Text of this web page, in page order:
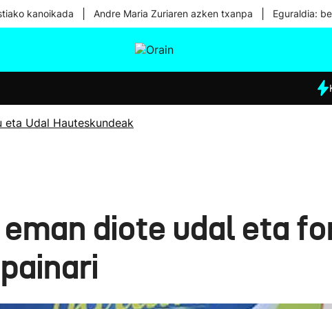
kanoikada Andre Maria Zuriaren azken txanpa Eguraldia:
Eguraldia
eta Udal Hauteskundeak
diote udal eta